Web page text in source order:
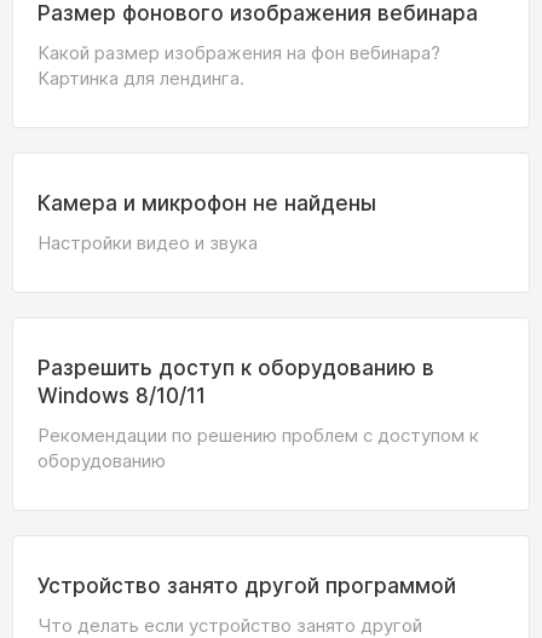
Размер фонового изображения вебинара
Какой размер изображения на фон вебинара?
Картинка для лендинга.
Камера и микрофон не найдены
Настройки видео и звука
Разрешить доступ к оборудованию в
Windows 8/10/11
Рекомендации по решению проблем с доступом к
оборудованию
Устройство занято другой программой
Что делать если устройство занято другой